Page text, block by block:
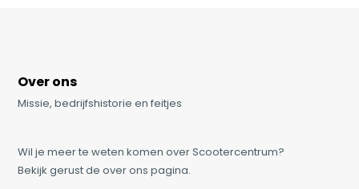
Over ons
Missie, bedrijfshistorie en feitjes
Wil je meer te weten komen over Scootercentrum?
Bekijk gerust de over ons pagina.